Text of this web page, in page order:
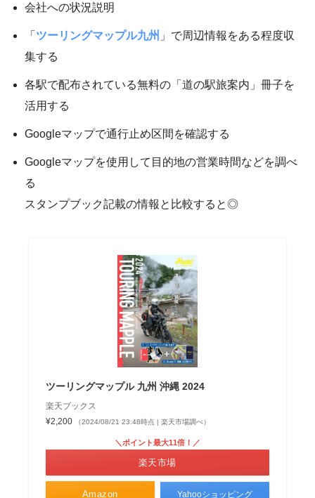
会社への状況説明
「 ツーリングマップル九州 」で周辺情報をある程度収
集する
各駅で配布されている無料の「道の駅旅案内」冊子を
活用する
Googleマップで通行止め区間を確認する
Googleマップを使用して目的地の営業時間などを調べ
る
スタンプブック記載の情報と比較すると◎
ツーリングマップル 九州 沖縄 2024
楽天ブックス
¥2,200
（2024/08/21 23:48時点 | 楽天市場調べ）
Amazon
＼ポイント最大11倍！／
楽天市場
Yahooショッピング